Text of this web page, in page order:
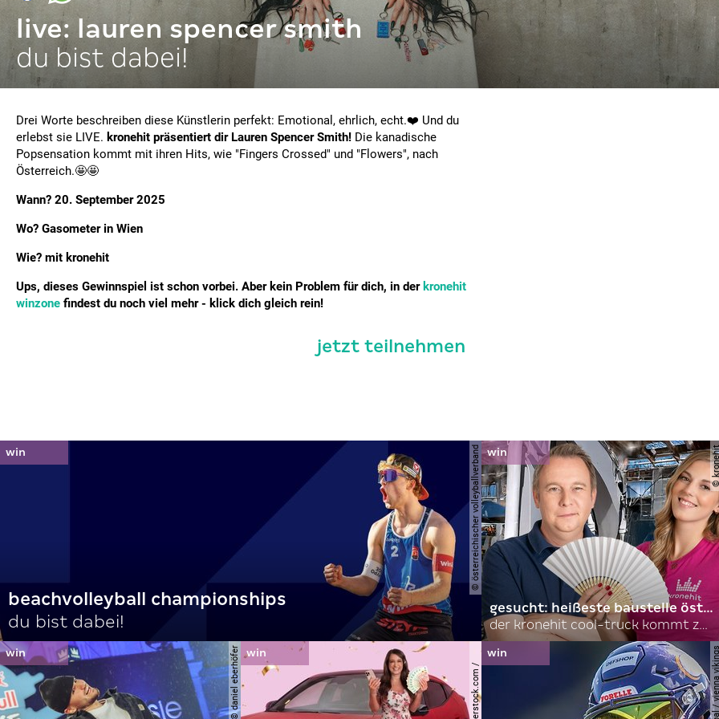
live: lauren spencer smith
du bist dabei!
Drei Worte beschreiben diese Künstlerin perfekt: Emotional, ehrlich, echt.❤️ Und du
erlebst sie LIVE. kronehit präsentiert dir Lauren Spencer Smith! Die kanadische
Popsensation kommt mit ihren Hits, wie "Fingers Crossed" und "Flowers", nach
Österreich.🤩🤩
Wann? 20. September 2025
Wo? Gasometer in Wien
Wie? mit kronehit
Ups, dieses Gewinnspiel ist schon vorbei. Aber kein Problem für dich, in der kronehit
winzone findest du noch viel mehr - klick dich gleich rein!
jetzt teilnehmen
© österreichischer volleyballverband
beachvolleyball championships
du bist dabei!
©
gesucht: heißeste baustelle österreichs
der kronehit cool-truck kommt zu euch!
© daniel eberhöfer